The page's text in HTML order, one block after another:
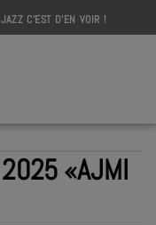
C'EST D'EN VOIR !
2025 «AJMI